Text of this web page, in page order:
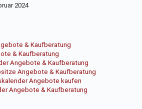
2024
& Kaufberatung
& Kaufberatung
Angebote & Kaufberatung
Angebote & Kaufberatung
Angebote kaufen
Angebote & Kaufberatung